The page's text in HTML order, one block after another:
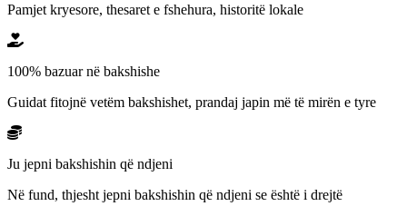
Pamjet kryesore, thesaret e fshehura, historitë lokale
100% bazuar në bakshishe
Guidat fitojnë vetëm bakshishet, prandaj japin më të mirën e tyre
Ju jepni bakshishin që ndjeni
Në fund, thjesht jepni bakshishin që ndjeni se është i drejtë